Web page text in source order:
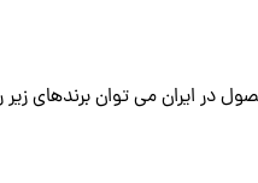
در ایران می توان برندهای زیر